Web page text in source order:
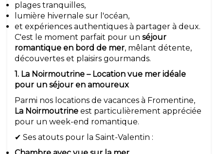
plages tranquilles,
lumière hivernale sur l'océan,
et expériences authentiques à partager à deux.
C'est le moment parfait pour un séjour
romantique en bord de mer, mêlant détente,
découvertes et plaisirs gourmands.
1. La Noirmoutrine – Location vue mer idéale
pour un séjour en amoureux
Parmi nos locations de vacances à Fromentine,
La Noirmoutrine est particulièrement appréciée
pour un week-end romantique.
✔ Ses atouts pour la Saint-Valentin :